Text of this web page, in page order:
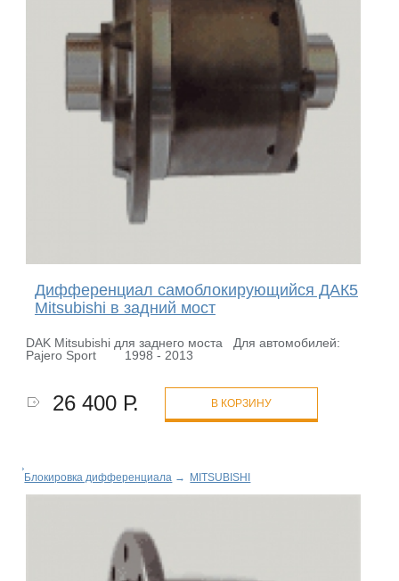
Дифференциал самоблокирующийся ДАК5
Mitsubishi в задний мост
DAK Mitsubishi для заднего моста Для автомобилей:
Pajero Sport 1998 - 2013
26 400 Р. В КОРЗИНУ
Блокировка дифференциала → MITSUBISHI